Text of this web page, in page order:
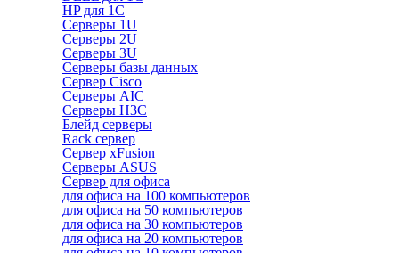
HP для 1С
Серверы 1U
Серверы 2U
Серверы 3U
Серверы базы данных
Сервер Cisco
Серверы AIC
Серверы H3C
Блейд серверы
Rack сервер
Сервер xFusion
Серверы ASUS
Сервер для офиса
для офиса на 100 компьютеров
для офиса на 50 компьютеров
для офиса на 30 компьютеров
для офиса на 20 компьютеров